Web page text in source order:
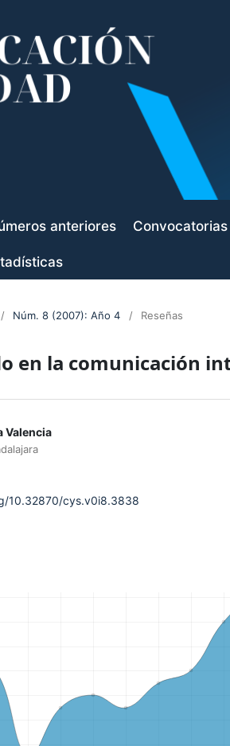
anteriores
/ Núm. 8 (2007): Año 4 / Reseñas
en la comunicación
Valencia
10.32870/cys.v0i8.3838